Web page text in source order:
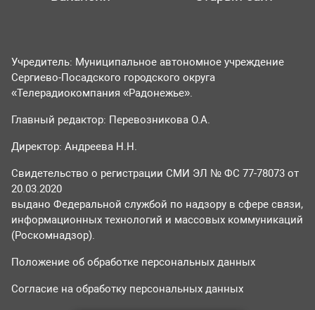
Учредитель: Муниципальное автономное учреждение
Сергиево-Посадского городского округа
«Телерадиокомпания «Радонежье».
Главный редактор: Перевозникова О.А.
Директор: Андреева Н.Н.
Свидетельство о регистрации СМИ ЭЛ № ФС 77-78073 от
20.03.2020
выдано Федеральной службой по надзору в сфере связи,
информационных технологий и массовых коммуникаций
(Роскомнадзор).
Положение об обработке персональных данных
Согласие на обработку персональных данных